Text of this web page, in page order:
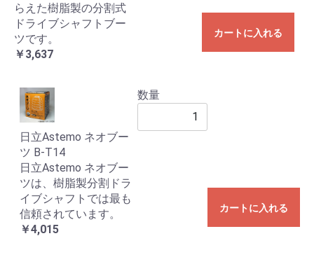
らえた樹脂製の分割式
ドライブシャフトブー
ツです。
￥3,637
カートに入れる
日立Astemo ネオブー
ツ B-T14
日立Astemo ネオブー
ツは、樹脂製分割ドラ
イブシャフトでは最も
信頼されています。
￥4,015
数量
カートに入れる